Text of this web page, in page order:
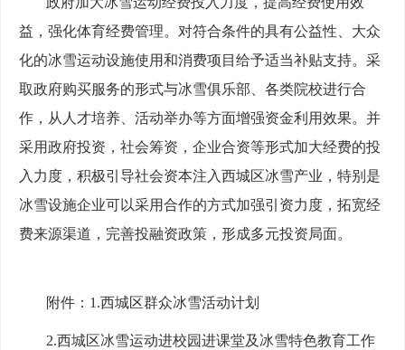
益，强化体育经费管理。对符合条件的具有公益性、大众
化的冰雪运动设施使用和消费项目给予适当补贴支持。采
取政府购买服务的形式与冰雪俱乐部、各类院校进行合
作，从人才培养、活动举办等方面增强资金利用效果。并
采用政府投资，社会筹资，企业合资等形式加大经费的投
入力度，积极引导社会资本注入西城区冰雪产业，特别是
冰雪设施企业可以采用合作的方式加强引资力度，拓宽经
费来源渠道，完善投融资政策，形成多元投资局面。
附件：1.西城区群众冰雪活动计划
2.西城区冰雪运动进校园进课堂及冰雪特色教育工作